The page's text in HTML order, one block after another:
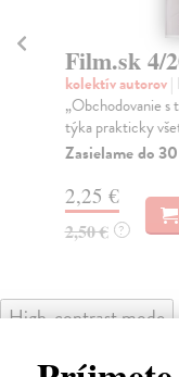
4/2024
| Kniha
s túžbou po
všetkých oblastí
do 30 dní
High-contrast mode
Čitatelia s